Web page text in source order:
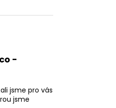
-
jsme pro vás
jsme